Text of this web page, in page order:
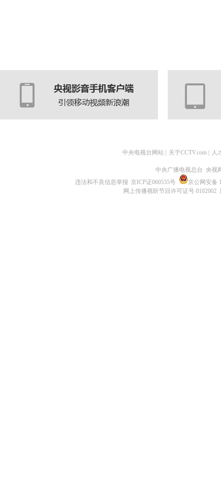
中央电视台网站 关于CCTV.com 人
中央广播电视总台 央视
违法和不良信息举报 京ICP证060535号
京公网安备
网上传播视听节目许可证号 0102002